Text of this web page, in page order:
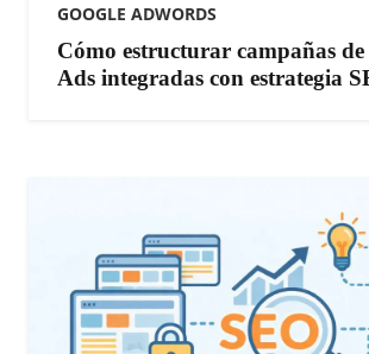
GOOGLE ADWORDS
Cómo estructurar campañas de
Ads integradas con estrategia